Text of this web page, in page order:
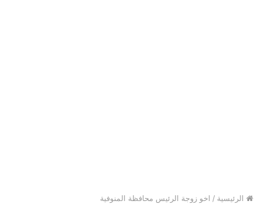
الرئيسية / اخو زوجة الرئيس محافظة المنوفية